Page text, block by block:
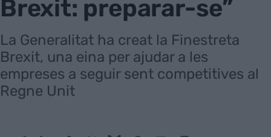
Brexit: preparar-se”
La Generalitat ha creat la Finestreta
Brexit, una eina per ajudar a les
empreses a seguir sent competitives al
Regne Unit